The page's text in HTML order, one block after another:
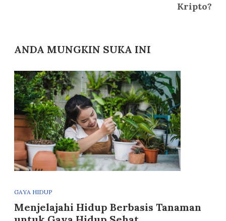
Kripto?
ANDA MUNGKIN SUKA INI
GAYA HIDUP
Menjelajahi Hidup Berbasis Tanaman